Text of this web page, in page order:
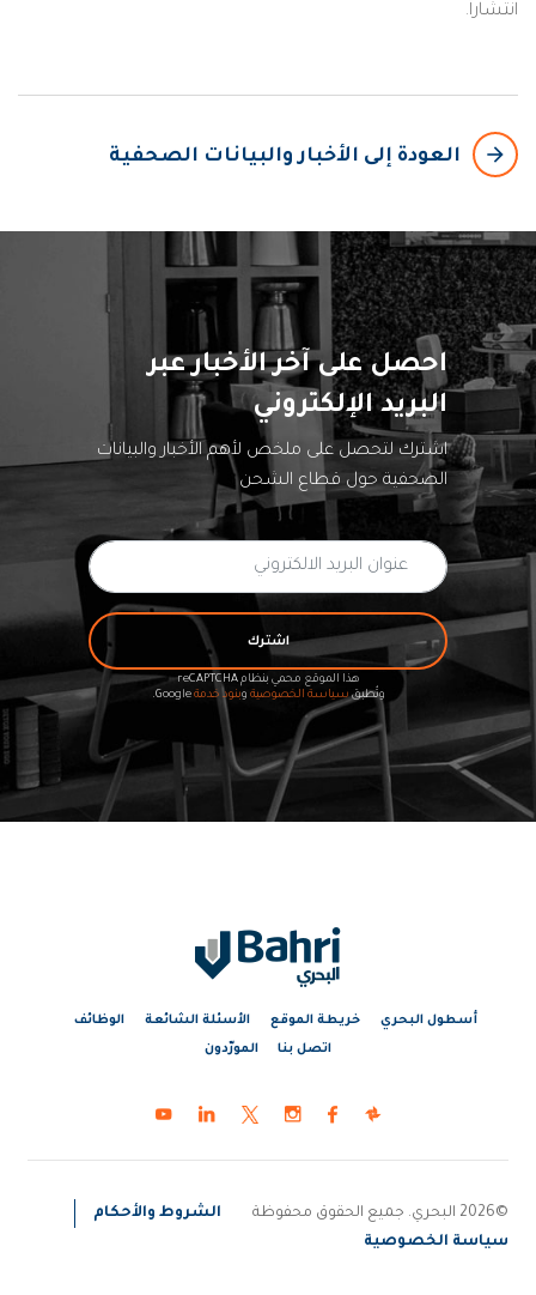
انتشاراً.
arrow_backward
العودة إلى الأخبار والبيانات الصحفية
احصل على آخر الأخبار عبر
البريد الإلكتروني
اشترك لتحصل على ملخص لأهم الأخبار والبيانات
الصحفية حول قطاع الشحن
اشترك
هذا الموقع محمي بنظام reCAPTCHA
وتُطبقسياسة الخصوصية وبنود خدمةGoogle.
أسطول البحري خريطة الموقع الأسئلة الشائعة
الوظائف
اتصل بنا
المورّدون
©2026 البحري. جميع الحقوق محفوظة
الشروط والأحكام
سياسة الخصوصية